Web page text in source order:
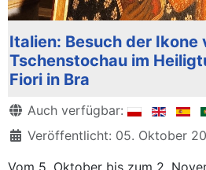
Italien: Besuch der Ikone
Tschenstochau im
Fiori in Bra
Details
Auch verfügbar:
Veröffentlicht: 05. Oktober